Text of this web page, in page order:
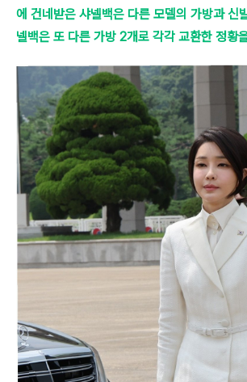
에 건네받은 샤넬백은 다른 모델의 가방과 신
넬백은 또 다른 가방 2개로 각각 교환한 정황